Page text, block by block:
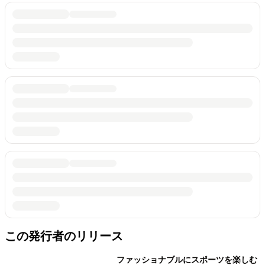
この発行者のリリース
ファッショナブルにスポーツを楽しむ